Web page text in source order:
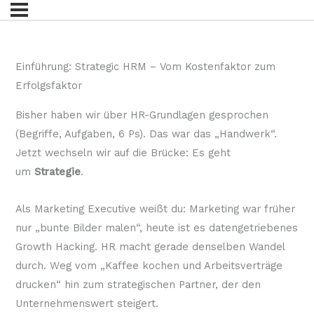
Einführung: Strategic HRM – Vom Kostenfaktor zum
Erfolgsfaktor
Bisher haben wir über HR-Grundlagen gesprochen
(Begriffe, Aufgaben, 6 Ps). Das war das „Handwerk“.
Jetzt wechseln wir auf die Brücke: Es geht
um Strategie.
Als Marketing Executive weißt du: Marketing war früher
nur „bunte Bilder malen“, heute ist es datengetriebenes
Growth Hacking. HR macht gerade denselben Wandel
durch. Weg vom „Kaffee kochen und Arbeitsverträge
drucken“ hin zum strategischen Partner, der den
Unternehmenswert steigert.